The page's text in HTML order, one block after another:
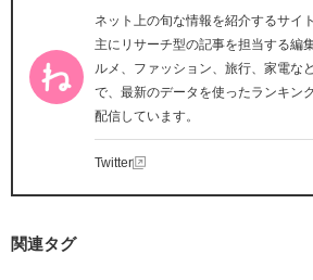
ネット上の旬な情報を紹介するサイ
主にリサーチ型の記事を担当する編
ルメ、ファッション、旅行、家電な
で、最新のデータを使ったランキン
配信しています。
Twitter
関連タグ